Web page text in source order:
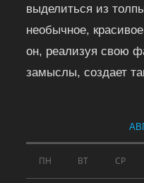
выделиться из
необычное,
он, реализуя свою
замыслы, создает
ПН ВТ СР